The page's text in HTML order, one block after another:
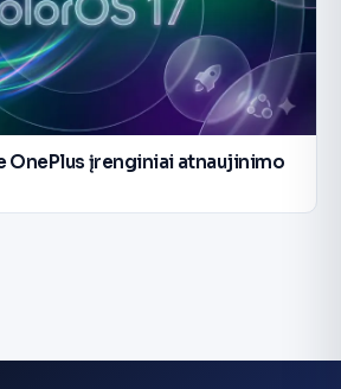
OnePlus įrenginiai atnaujinimo